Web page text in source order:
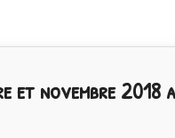
et novembre 2018